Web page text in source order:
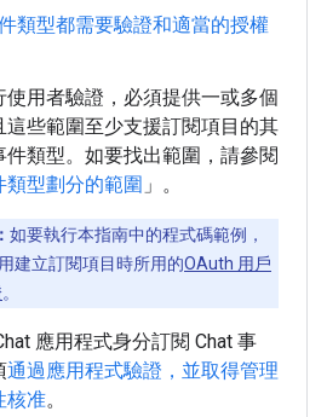
類型都需要驗證和適當的授權
使用者驗證，必須提供一或多個
這些範圍至少支援訂閱項目的其
件類型。如要找出範圍，請參閱
類型劃分的範圍 」。
如要執行本指南中的程式碼範例，
建立訂閱項目時所用的OAuth 用戶
。
應用程式身分訂閱 Chat 事
通過應用程式驗證，並取得管理
核准。